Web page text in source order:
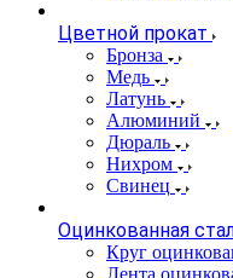
Цветной прокат
Бронза
Медь
Латунь
Алюминий
Дюраль
Нихром
Свинец
Оцинкованная
Круг
Лента